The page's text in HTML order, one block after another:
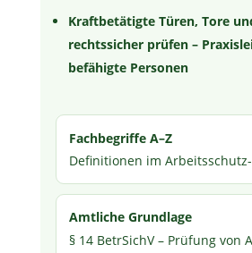
Kraftbetätigte Türen, Tore
rechtssicher prüfen –
befähigte Personen
Fachbegriffe A–Z
Definitionen im
Amtliche Grundlage
§ 14 BetrSichV – Prüfung von